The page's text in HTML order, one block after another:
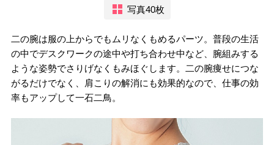
写真40枚
二の腕は服の上からでもムリなくもめるパーツ。普段の生活
の中でデスクワークの途中や打ち合わせ中など、腕組みする
ような姿勢でさりげなくもみほぐします。二の腕痩せにつな
がるだけでなく、肩こりの解消にも効果的なので、仕事の効
率もアップして一石二鳥。